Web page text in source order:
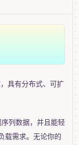
具有分布式、可扩
列数据，并且能轻
载需求。无论你的